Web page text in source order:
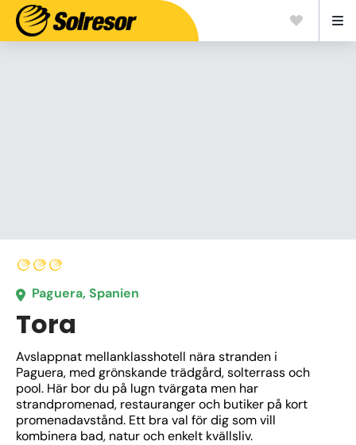
Paguera, Spanien
Tora
Avslappnat mellanklasshotell nära stranden i
Paguera, med grönskande trädgård, solterrass och
pool. Här bor du på lugn tvärgata men har
strandpromenad, restauranger och butiker på kort
promenadavstånd. Ett bra val för dig som vill
kombinera bad, natur och enkelt kvällsliv.